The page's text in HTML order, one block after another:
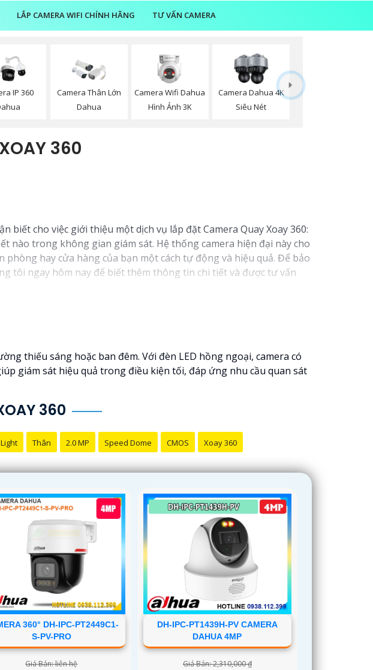
LẮP CAMERA WIFI CHÍNH HÃNG TƯ VẤN CAMERA
IP 360
Camera Thân Lớn
Dahua
Camera Wifi Dahua
Hình Ảnh 3K
Camera Dahua 4K
Siêu Nét
360
biết cho việc giới thiệu một dịch vụ lắp đặt Camera Quay Xoay 360:
nào trong không gian giám sát. Hệ thống camera hiện đại này cho
hay cửa hàng của bạn một cách tự động và hiệu quả. Để bảo
tôi ngay hôm nay để biết thêm thông tin chi tiết và được tư vấn
Nếu bạn cần thêm sự hỗ trợ hoặc tư vấn khác, đừng ngần ngại
thiếu sáng hoặc ban đêm. Với đèn LED hồng ngoại, camera có
giám sát hiệu quả trong điều kiện tối, đáp ứng nhu cầu quan sát
360
Thân 2.0 MP Speed Dome CMOS Xoay 360
360° DH-IPC-PT2449C1-
S-PV-PRO
Giá Bán: liên hệ
DH-IPC-PT1439H-PV CAMERA
DAHUA 4MP
Giá Bán: 2,310,000 ₫